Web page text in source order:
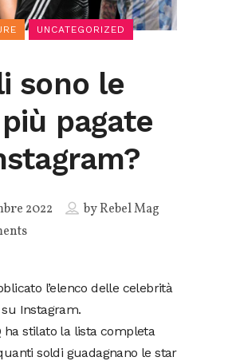
UNCATEGORIZED
sono le
pagate
2022 byRebel Mag
l’elenco delle celebrità
Instagram.
ha stilato la lista completa
soldi guadagnano le star